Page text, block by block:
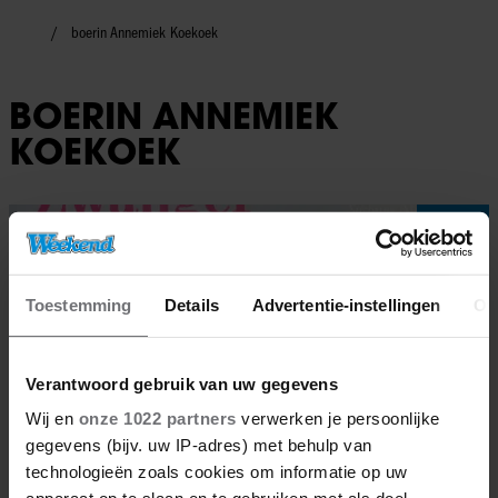
Toestemming Details Advertentie-instellingen
Verantwoord gebruik van uw gegevens
Wij en onze 1022 partners verwerken je persoonlijke
gegevens (bijv. uw IP-adres) met behulp van
technologieën zoals cookies om informatie op uw
boerin Annemiek Koekoek
BOERIN ANNEMIEK
KOEKOEK